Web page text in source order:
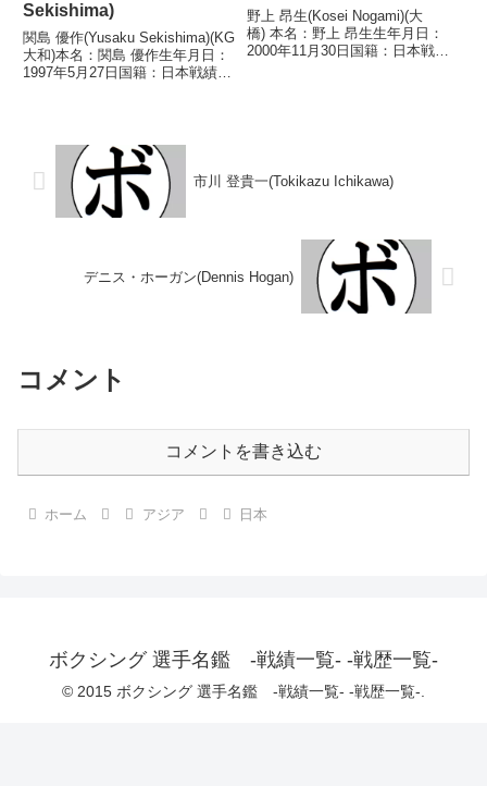
Sekishima)
関島 優作(Yusaku Sekishima)(KG
大和)本名：関島 優作生年月日：
1997年5月27日国籍：日本戦績：
2016/11/06 ●4R判...
野上 昂生(Kosei Nogami)(大
橋) 本名：野上 昂生生年月日：
2000年11月30日国籍：日本戦
市川 登貴一(Tokikazu Ichikawa)
デニス・ホーガン(Dennis Hogan)
コメント
コメントを書き込む
ホーム アジア 日本
ボクシング 選手名鑑 -戦績一覧- -戦歴一覧-
© 2015 ボクシング 選手名鑑 -戦績一覧- -戦歴一覧-.